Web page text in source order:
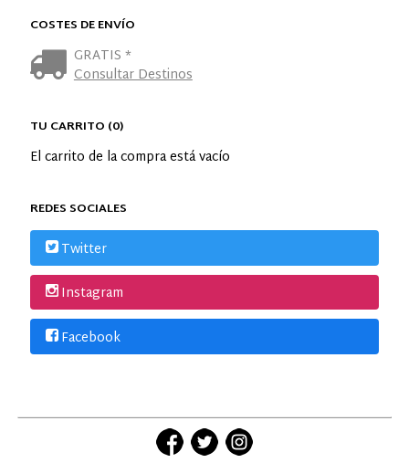
COSTES DE ENVÍO
GRATIS *
Consultar Destinos
TU CARRITO (0)
El carrito de la compra está vacío
REDES SOCIALES
Twitter
Instagram
Facebook